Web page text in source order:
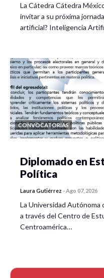
La Cátedra Cátedra
invitar a su próxima
artificial? Inteligencia
CONVOCATORIAS
Diplomado en
Política
Laura Gutiérrez -Ago 07, 2026
La Universidad Autónoma
a través del Centro de
Centroamérica…